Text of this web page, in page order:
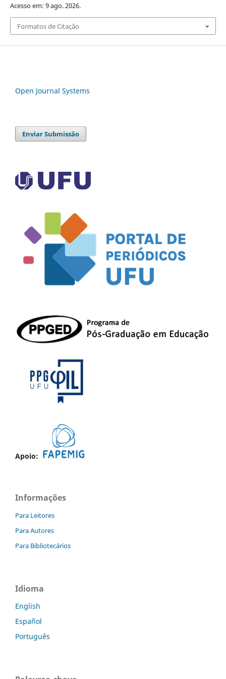
Acesso em: 9 ago. 2026.
Formatos de Citação
Open Journal Systems
Enviar Submissão
Apoio:
Informações
Para Leitores
Para Autores
Para Bibliotecários
Idioma
English
Español
Português